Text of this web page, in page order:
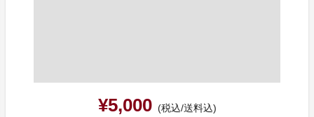
¥5,000 (税込/送料込)